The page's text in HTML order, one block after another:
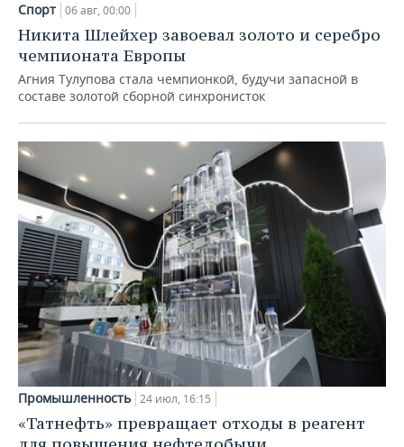
Спорт 06 авг, 00:00
Никита Шлейхер завоевал золото и серебро
чемпионата Европы
Агния Тулупова стала чемпионкой, будучи запасной в
составе золотой сборной синхронисток
Промышленность 24 июл, 16:15
«Татнефть» превращает отходы в реагент